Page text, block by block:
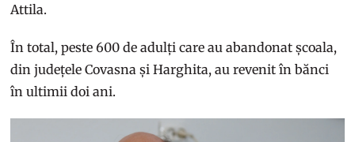
Attila.
În total, peste 600 de adulți care au abandonat școala,
din județele Covasna și Harghita, au revenit în bănci
în ultimii doi ani.